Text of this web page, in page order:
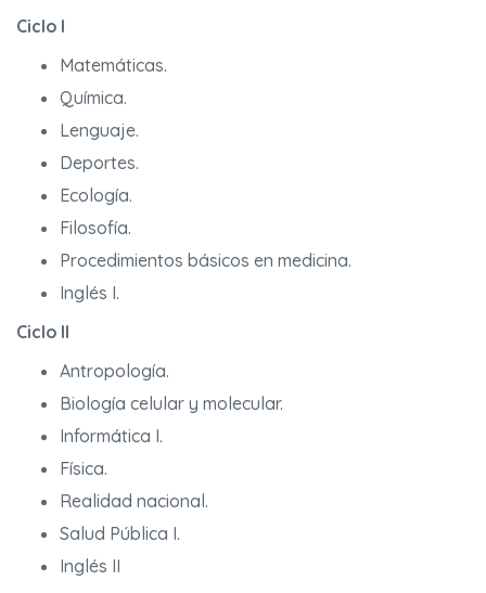
Ciclo I
Matemáticas.
Química.
Lenguaje.
Deportes.
Ecología.
Filosofía.
Procedimientos básicos en medicina.
Inglés I.
Ciclo II
Antropología.
Biología celular y molecular.
Informática I.
Física.
Realidad nacional.
Salud Pública I.
Inglés II